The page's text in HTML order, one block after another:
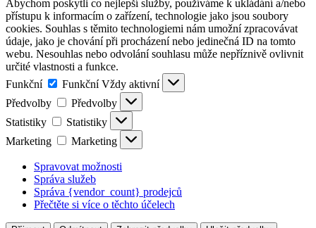
Abychom poskytli co nejlepší služby, používáme k ukládání a/nebo
přístupu k informacím o zařízení, technologie jako jsou soubory
cookies. Souhlas s těmito technologiemi nám umožní zpracovávat
údaje, jako je chování při procházení nebo jedinečná ID na tomto
webu. Nesouhlas nebo odvolání souhlasu může nepříznivě ovlivnit
určité vlastnosti a funkce.
Funkční
Funkční Vždy aktivní
Předvolby
Předvolby
Statistiky
Statistiky
Marketing
Marketing
Spravovat možnosti
Správa služeb
Správa {vendor_count} prodejců
Přečtěte si více o těchto účelech